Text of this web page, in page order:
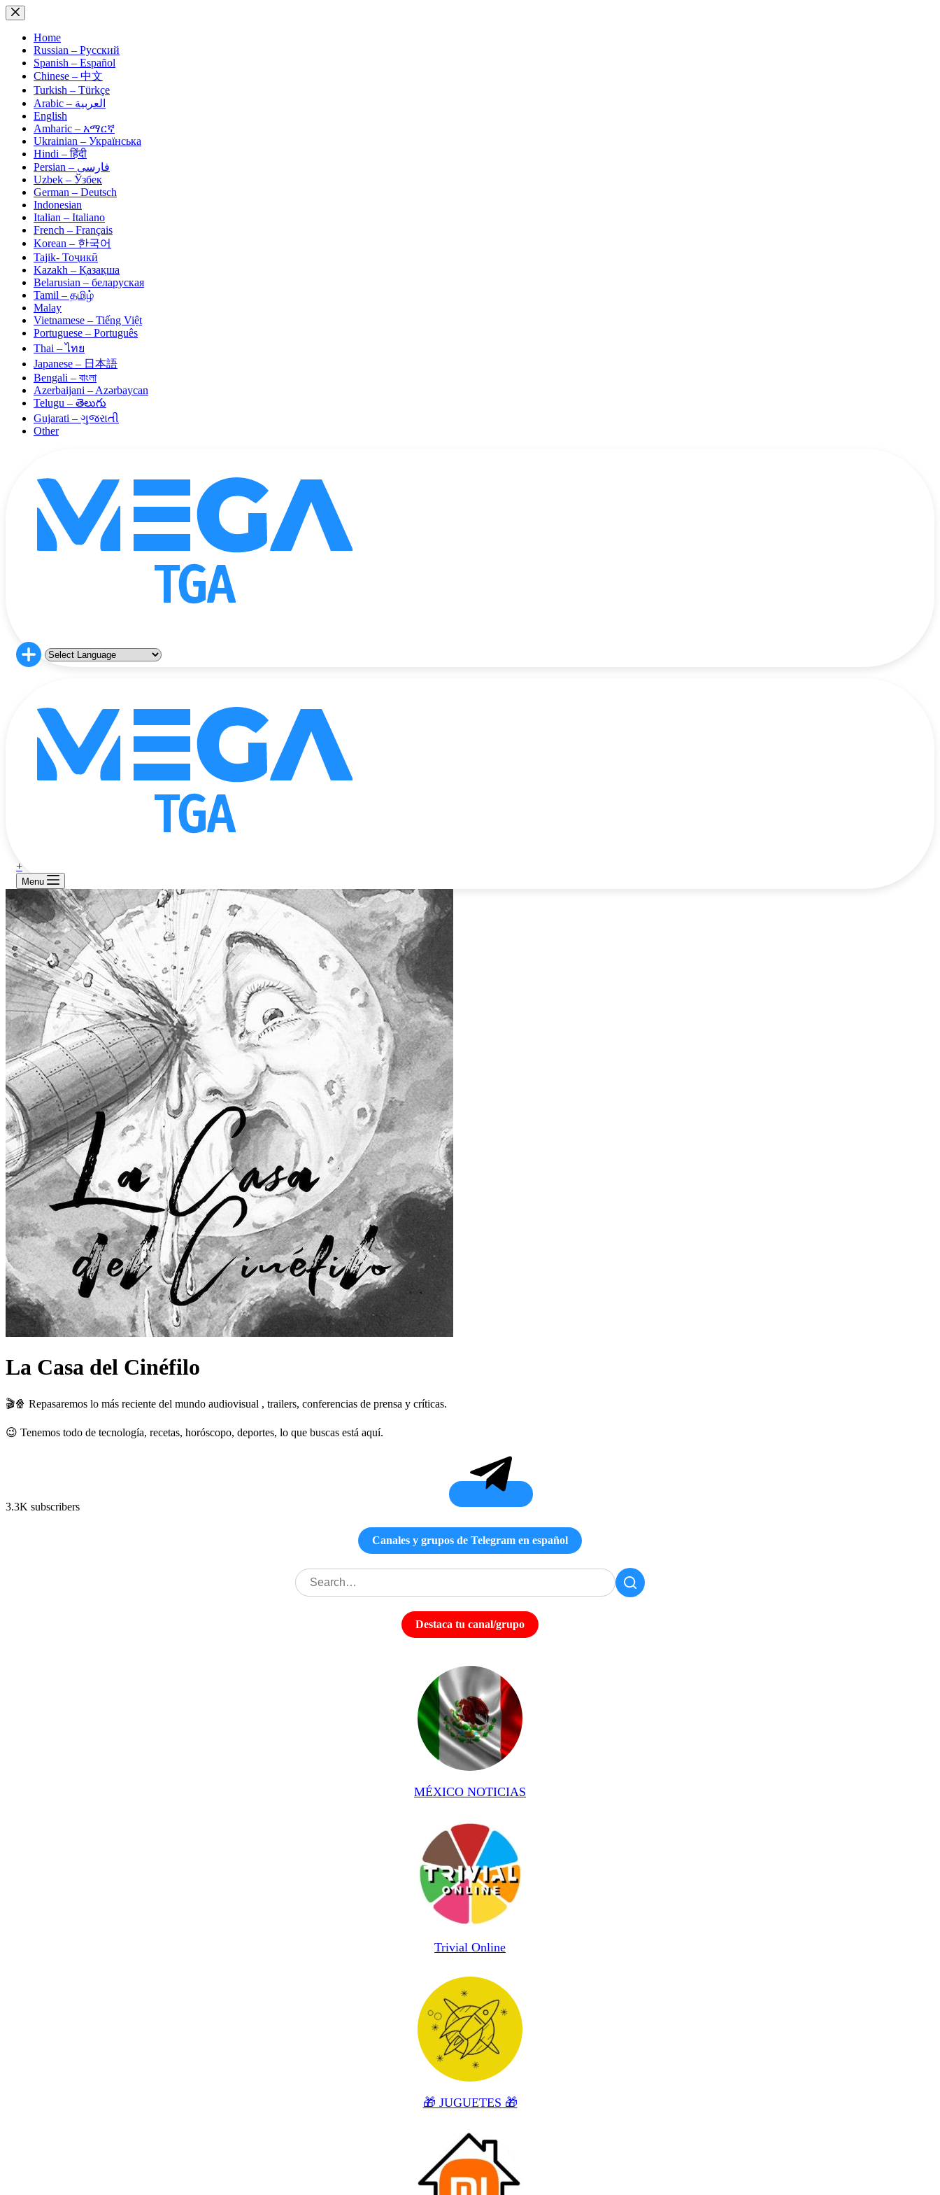
Skip
to
contentHome
Russian – Русский
Spanish – Español
Chinese – 中文
Turkish – Türkçe
Arabic – العربية
English
Amharic – አማርኛ
Ukrainian – Українська
Hindi – हिंदी
Persian – فارسی
Uzbek – Ўзбек
German – Deutsch
Indonesian
Italian – Italiano
French – Français
Korean – 한국어
Tajik- Тоҷикӣ
Kazakh – Қазақша
Belarusian – беларуская
Tamil – தமிழ்
Malay
Vietnamese – Tiếng Việt
Portuguese – Português
Thai – ไทย
Japanese – 日本語
Bengali – বাংলা
Azerbaijani – Azərbaycan
Telugu – తెలుగు
Gujarati – ગુજરાતી
Other
+
Menu
La Casa del Cinéfilo
🎬🍿 Repasaremos lo más reciente del mundo audiovisual , trailers, conferencias de prensa y críticas.
😉 Tenemos todo de tecnología, recetas, horóscopo, deportes, lo que buscas está aquí.
3.3K subscribers
Canales y grupos de Telegram en español
Destaca tu canal/grupo
MÉXICO NOTICIAS
Trivial Online
🎁 JUGUETES 🎁